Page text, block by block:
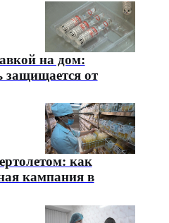
на дом:
защищается от
как
кампания в